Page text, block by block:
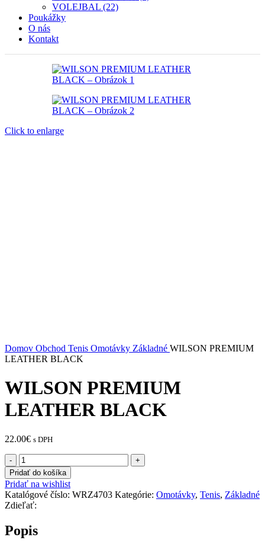
VOLEJBAL (22)
Poukážky
O nás
Kontakt
Click to enlarge
Domov Obchod Tenis Omotávky Základné WILSON PREMIUM
LEATHER BLACK
WILSON PREMIUM
LEATHER BLACK
22.00€ s DPH
množstvo
WILSON
PREMIUM
LEATHER
BLACK
Pridať do košíka
Pridať na wishlist
Katalógové číslo: WRZ4703 Kategórie: Omotávky, Tenis, Základné
Zdieľať:
Popis